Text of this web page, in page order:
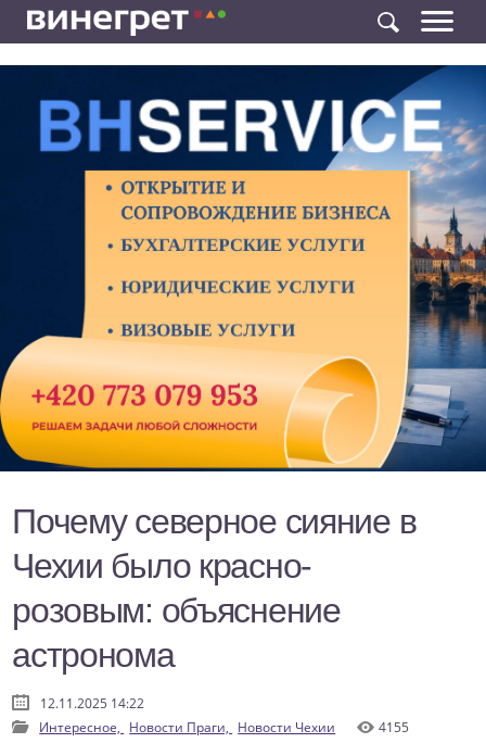
Почему северное сияние в
Чехии было красно-
розовым: объяснение
астронома
12.11.2025 14:22
Интересное, Новости Праги, Новости Чехии 4155